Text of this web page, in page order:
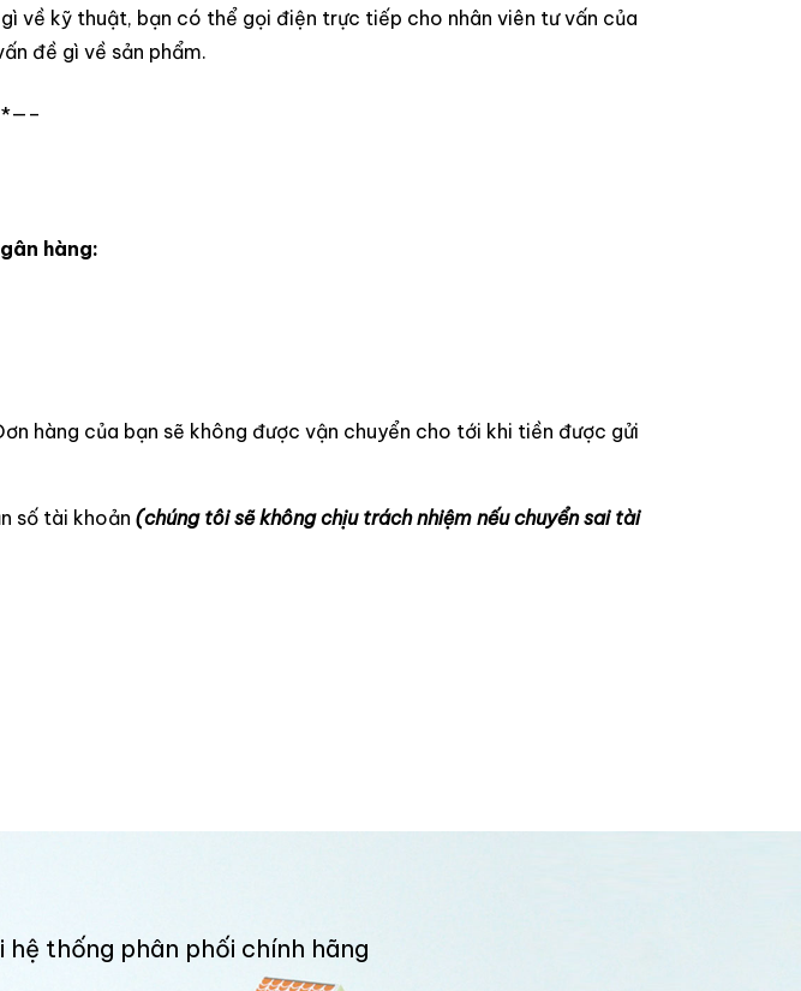
về kỹ thuật, bạn có thể gọi điện trực tiếp cho nhân viên tư vấn của
đề gì về sản phẩm.
hàng:
hàng của bạn sẽ không được vận chuyển cho tới khi tiền được gửi
số tài khoản (chúng tôi sẽ không chịu trách nhiệm nếu chuyển sai tài
thống phân phối chính hãng